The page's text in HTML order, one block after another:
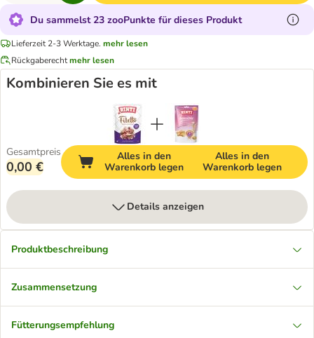
Du sammelst 23 zooPunkte für dieses Produkt
Lieferzeit 2-3 Werktage. mehr lesen
Rückgaberechtmehr lesen
Kombinieren Sie es mit
Gesamtpreis
0,00 €
Alles in den
Warenkorb legen
Alles in den
Warenkorb legen
Details anzeigen
Produktbeschreibung
Zusammensetzung
Fütterungsempfehlung